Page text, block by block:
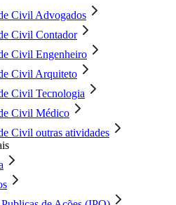
Civil Advogados
Civil Contador
Civil Engenheiro
Civil Arquiteto
Civil Tecnologia
Civil Médico
Civil outras atividades